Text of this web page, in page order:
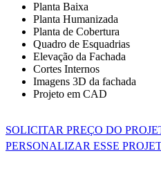
Planta Baixa
Planta Humanizada
Planta de Cobertura
Quadro de Esquadrias
Elevação da Fachada
Cortes Internos
Imagens 3D da fachada
Projeto em CAD
SOLICITAR PREÇO DO
PERSONALIZAR ESSE